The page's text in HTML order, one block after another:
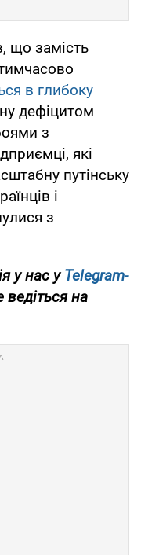
що замість
в глибоку
дефіцитом
з
які
путінську
і
з
у нас уTelegram-
ведіться на